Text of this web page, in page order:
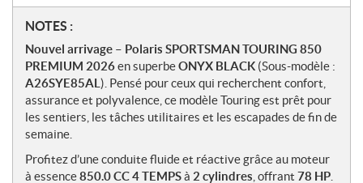
N
o
t
e
s
NOTES :
Nouvel arrivage – Polaris SPORTSMAN TOURING 850
PREMIUM 2026en superbeONYX BLACK (Sous-modèle :
A26SYE85AL ). Pensé pour ceux qui recherchent confort,
assurance et polyvalence, ce modèle Touring est prêt pour
les sentiers, les tâches utilitaires et les escapades de fin de
semaine.
Profitez d’une conduite fluide et réactive grâce au moteur
à essence850.0 CC4 TEMPSà 2 cylindres , offrant 78 HP